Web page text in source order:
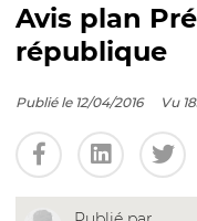
Avis plan
république
Publié le 12/04/2016 Vu